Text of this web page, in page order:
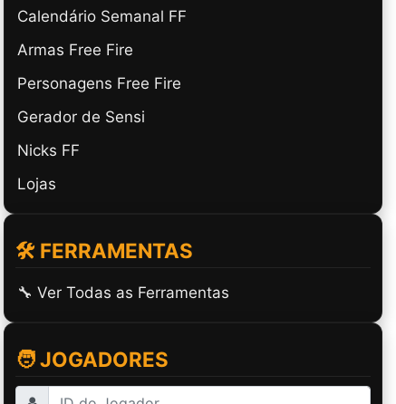
Calendário Semanal FF
Armas Free Fire
Personagens Free Fire
Gerador de Sensi
Nicks FF
Lojas
🛠️ FERRAMENTAS
🔧 Ver Todas as Ferramentas
🧑 JOGADORES